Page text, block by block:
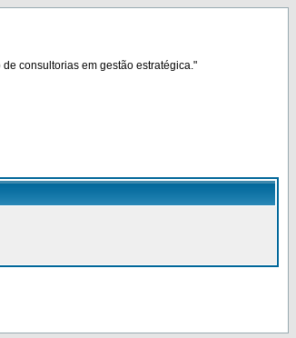
consultorias em gestão estratégica."